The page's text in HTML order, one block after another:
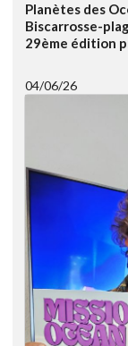
Planètes des
Biscarrosse-
29ème édition
04/06/26